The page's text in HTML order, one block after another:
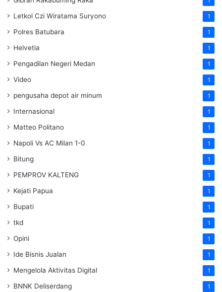
Letkol Czi Wiratama Suryono 1
Polres Batubara 1
Helvetia 1
Pengadilan Negeri Medan 1
Video 1
pengusaha depot air minum 1
Internasional 1
Matteo Politano 1
Napoli Vs AC Milan 1-0 1
Bitung 1
PEMPROV KALTENG 1
Kejati Papua 1
Bupati 1
tkd 1
Opini 1
Ide Bisnis Jualan 1
Mengelola Aktivitas Digital 1
BNNK Deliserdang 1